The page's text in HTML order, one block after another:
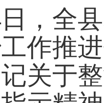
全县
作推
关于